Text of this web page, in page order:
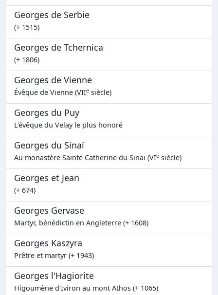
Georges de Serbie
(+ 1515)
Georges de Tchernica
(+ 1806)
Georges de Vienne
Évêque de Vienne (VIIe siècle)
Georges du Puy
L'évêque du Velay le plus honoré
Georges du Sinaï
Au monastère Sainte Catherine du Sinaï (VIe siècle)
Georges et Jean
(+ 674)
Georges Gervase
Martyr, bénédictin en Angleterre (+ 1608)
Georges Kaszyra
Prêtre et martyr (+ 1943)
Georges l'Hagiorite
Higoumène d'Iviron au mont Athos (+ 1065)